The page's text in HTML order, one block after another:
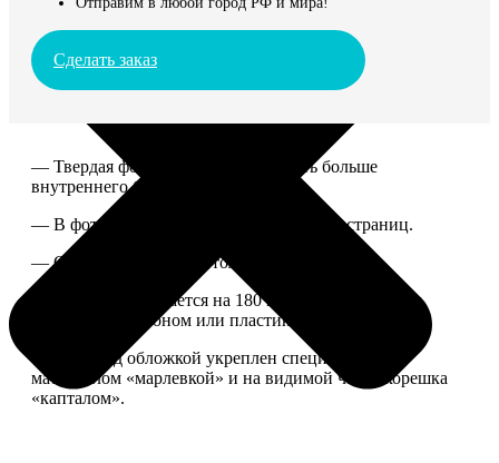
Сделать заказ
— Твердая фотообложка, размер чуть больше
внутреннего блока.
— В фотокниге может быть от 20 до 100 страниц.
— Страницы плотные, толщина 1 мм.
— Книга раскрывается на 180 градусов, развороты
укреплены картоном или пластиком.
— Блок под обложкой укреплен специальным
материалом «марлевкой» и на видимой части корешка
«капталом».